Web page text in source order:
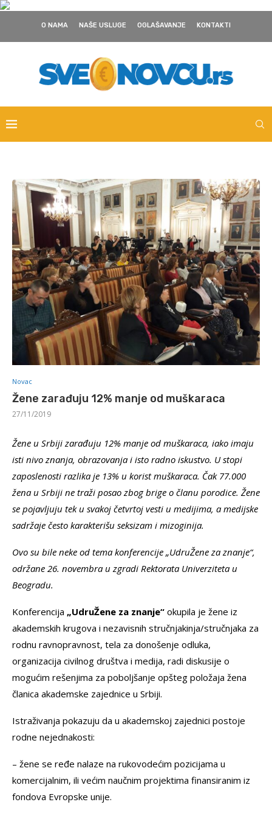
O NAMA NAŠE USLUGE OGLAŠAVANJE KONTAKTI
Novac
Žene zarađuju 12% manje od muškaraca
27/11/2019
Žene u Srbiji zarađuju 12% manje od muškaraca, iako imaju
isti nivo znanja, obrazovanja i isto radno iskustvo. U stopi
zaposlenosti razlika je 13% u korist muškaraca. Čak 77.000
žena u Srbiji ne traži posao zbog brige o članu porodice. Žene
se pojavljuju tek u svakoj četvrtoj vesti u medijima, a medijske
sadržaje često karakterišu seksizam i mizoginija.
Ovo su bile neke od tema konferencije „UdruŽene za znanje“,
održane 26. novembra u zgradi Rektorata Univerziteta u
Beogradu.
Konferencija „UdruŽene za znanje“ okupila je žene iz
akademskih krugova i nezavisnih stručnjakinja/stručnjaka za
rodnu ravnopravnost, tela za donošenje odluka,
organizacija civilnog društva i medija, radi diskusije o
mogućim rešenjima za poboljšanje opšteg položaja žena
članica akademske zajednice u Srbiji.
Istraživanja pokazuju da u akademskoj zajednici postoje
rodne nejednakosti:
– žene se ređe nalaze na rukovodećim pozicijama u
komercijalnim, ili većim naučnim projektima finansiranim iz
fondova Evropske unije.